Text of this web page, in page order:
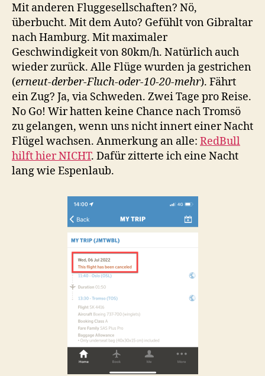
Mit anderen Fluggesellschaften? Nö,
überbucht. Mit dem Auto? Gefühlt von Gibraltar
nach Hamburg. Mit maximaler
Geschwindigkeit von 80km/h. Natürlich auch
wieder zurück. Alle Flüge wurden ja gestrichen
(erneut-derber-Fluch-oder-10-20-mehr). Fährt
ein Zug? Ja, via Schweden. Zwei Tage pro Reise.
No Go! Wir hatten keine Chance nach Tromsö
zu gelangen, wenn uns nicht innert einer Nacht
Flügel wachsen. Anmerkung an alle: RedBull
hilft hier NICHT. Dafür zitterte ich eine Nacht
lang wie Espenlaub.